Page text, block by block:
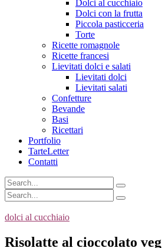
Dolci al cucchiaio
Dolci con la frutta
Piccola pasticceria
Torte
Ricette romagnole
Ricette francesi
Lievitati dolci e salati
Lievitati dolci
Lievitati salati
Confetture
Bevande
Basi
Ricettari
Portfolio
TarteLetter
Contatti
dolci al cucchiaio
Risolatte al cioccolato veg